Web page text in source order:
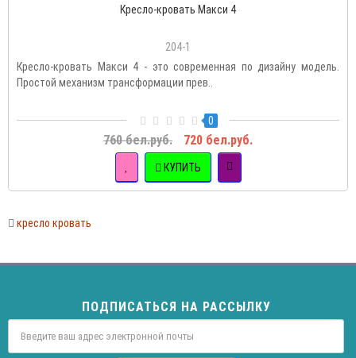
Кресло-кровать Макси 4
204-1
Кресло-кровать Макси 4 - это современная по дизайну модель.
Простой механизм трансформации прев..
0
760 бел.руб. 720 бел.руб.
КУПИТЬ
кресло кровать
ПОДПИСАТЬСЯ НА РАССЫЛКУ